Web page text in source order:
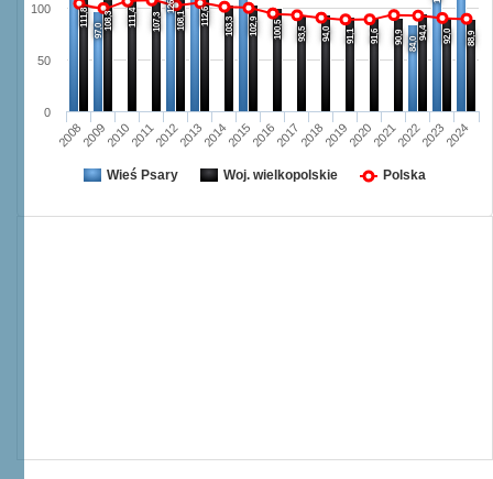
97,0
84,0
111,8 108,3 111,4 107,3 108,1 112,6 103,3 102,9 100,5 93,5 94,0 91,1 91,6 90,9 94,4 92,0 88,9
20082009201020112012201320142015201620172018201920202021202220232024
0
50
100
Wieś Psary Woj. wielkopolskie Polska